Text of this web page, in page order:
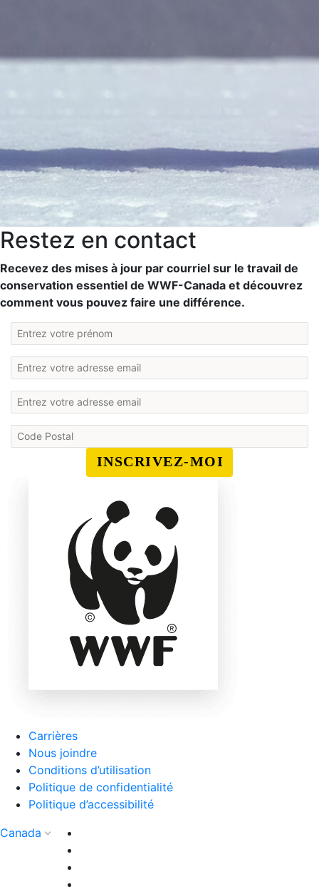
Restez en contact
Recevez des mises à jour par courriel sur le travail de
conservation essentiel de WWF-Canada et découvrez
comment vous pouvez faire une différence.
INSCRIVEZ-MOI
Carrières
Nous joindre
Conditions d’utilisation
Politique de confidentialité
Politique d’accessibilité
Canada